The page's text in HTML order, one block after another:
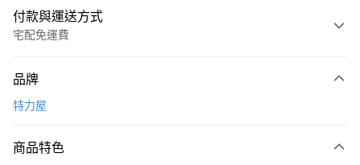
付款與運送方式
宅配免運費
全家線上支付
本島宅配-活動商品
品牌
特力屋
商品特色